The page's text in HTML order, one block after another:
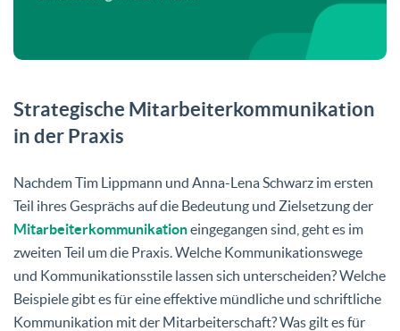
Strategische Mitarbeiterkommunikation
in der Praxis
Nachdem Tim Lippmann und Anna-Lena Schwarz im ersten
Teil ihres Gesprächs auf die Bedeutung und Zielsetzung der
Mitarbeiterkommunikationeingegangen sind, geht es im
zweiten Teil um die Praxis. Welche Kommunikationswege
und Kommunikationsstile lassen sich unterscheiden? Welche
Beispiele gibt es für eine effektive mündliche und schriftliche
Kommunikation mit der Mitarbeiterschaft? Was gilt es für